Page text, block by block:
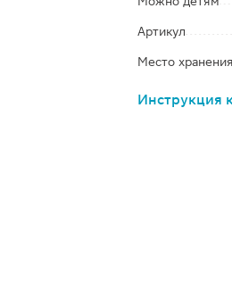
Артикул
Место хранения
Инструкция